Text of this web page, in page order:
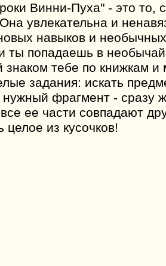
Винни-Пуха" - это то,
увлекательна и
навыков и
ты попадаешь в
знаком тебе по книжкам
задания: искать
фрагмент - сразу
ее части совпадают
целое из кусочков!